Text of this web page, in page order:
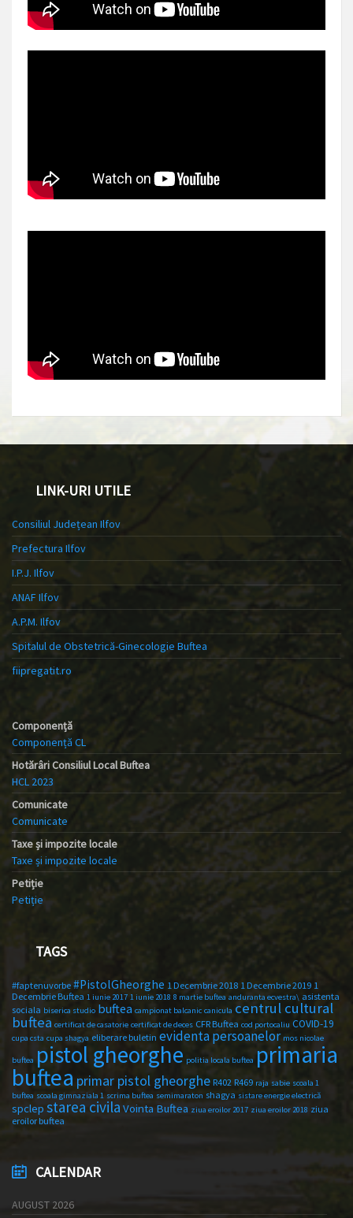
LINK-URI UTILE
Consiliul Județean Ilfov
Prefectura Ilfov
I.P.J. Ilfov
ANAF Ilfov
A.P.M. Ilfov
Spitalul de Obstetrică-Ginecologie Buftea
fiipregatit.ro
Componență
Componență CL
Hotărâri Consiliul Local Buftea
HCL 2023
Comunicate
Comunicate
Taxe și impozite locale
Taxe și impozite locale
Petiție
Petiție
TAGS
#faptenuvorbe #PistolGheorghe 1 Decembrie 2018 1 Decembrie 2019 1
Decembrie Buftea 1 iunie 2017 1 iunie 2018 8 martie buftea anduranta ecvestra\ asistenta
sociala biserica studio buftea campionat balcanic canicula centrul cultural
buftea certificat de casatorie certificat de deces CFR Buftea cod portocaliu COVID-19
cupa csta cupa shagya eliberare buletin evidenta persoanelor mos nicolae
buftea pistol gheorghe politia locala buftea primaria
buftea primar pistol gheorghe R402 R469 raja sabie scoala 1
buftea scoala gimnaziala 1 scrima buftea semimaraton shagya sistare energie electrică
spclep starea civila Vointa Buftea ziua eroilor 2017 ziua eroilor 2018 ziua
eroilor buftea
CALENDAR
AUGUST 2026